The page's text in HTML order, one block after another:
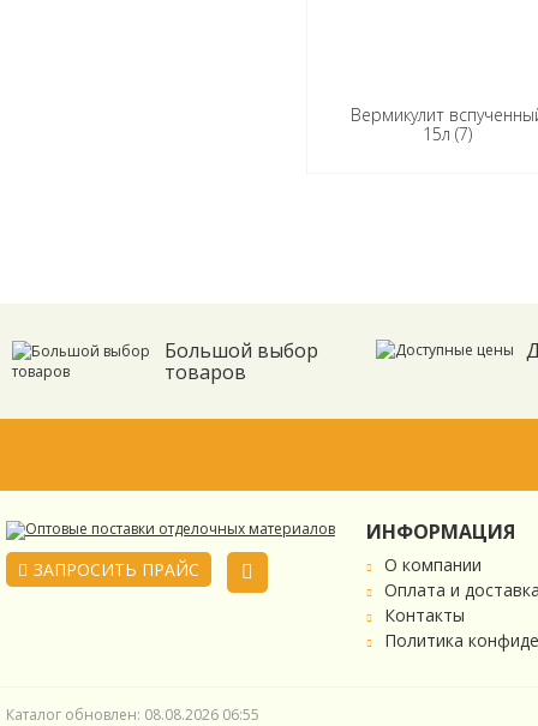
Вермикулит
15л (7)
Большой выбор
товаров
ЗАПРОСИТЬ ПРАЙС
ИНФОРМАЦИЯ
О компании
Оплата и
Контакты
Политика
Каталог обновлен: 08.08.2026 06:55